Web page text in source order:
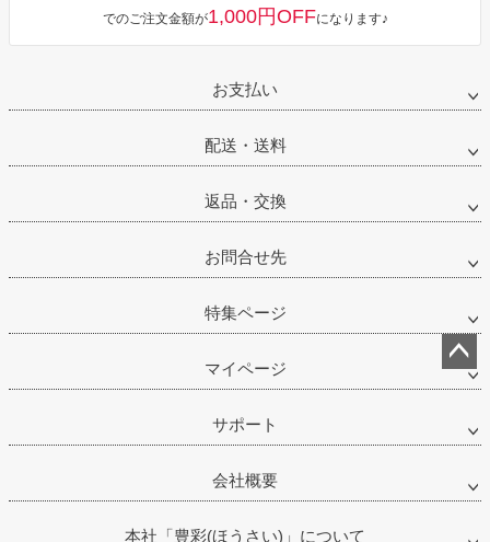
ペー
ップ
へ
でのご注文金額が1,000円OFFになります♪
お支払い
配送・送料
返品・交換
お問合せ先
特集ページ
マイページ
サポート
会社概要
本社「豊彩(ほうさい)」について